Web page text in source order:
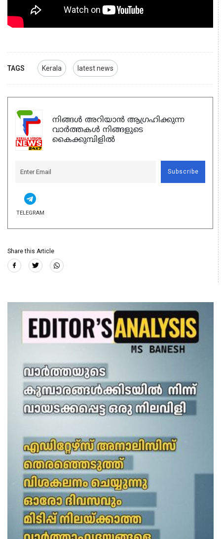
TAGS Kerala latest news
നിങ്ങൾ അറിയാൻ ആഗ്രഹിക്കുന്ന
വാർത്തകൾ നിങ്ങളുടെ
കൈക്കുമ്പിളിൽ
Subscribe
TELEGRAM
Share this Article